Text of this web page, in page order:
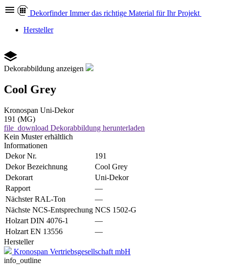
Dekorfinder Immer das richtige Material für Ihr Projekt
Hersteller
Dekorabbildung anzeigen
Cool Grey
Kronospan Uni-Dekor
191 (MG)
file_download Dekorabbildung herunterladen
Kein Muster erhältlich
Informationen
Dekor Nr.
191
Dekor Bezeichnung
Cool Grey
Dekorart
Uni-Dekor
Rapport
—
Nächster RAL-Ton
—
Nächste NCS-Entsprechung NCS 1502-G
Holzart DIN 4076-1
—
Holzart EN 13556
—
Hersteller
Kronospan Vertriebsgesellschaft mbH
info_outline